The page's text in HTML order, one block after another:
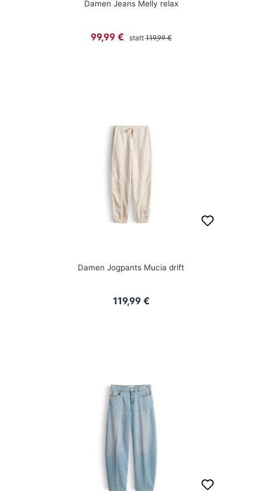
Damen Jeans Melly relax
Verkaufspreis:
99,99 € stattRegulärer Preis:
119,99 €
Damen Jogpants Mucia drift
Regulärer Preis:
119,99 €